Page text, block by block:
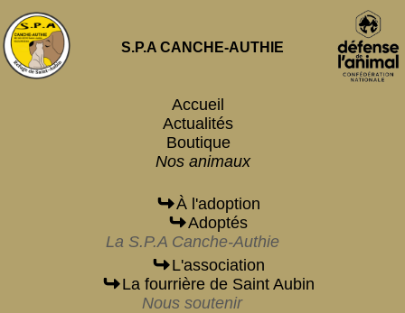
S.P.A CANCHE-AUTHIE
Accueil
Actualités
Boutique
Nos animaux
À l'adoption
Adoptés
La S.P.A Canche-Authie
L'association
La fourrière de Saint Aubin
Nous soutenir